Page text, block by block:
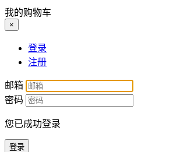
我的购物车
×
登录
注册
邮箱
密码
您已成功登录
登录